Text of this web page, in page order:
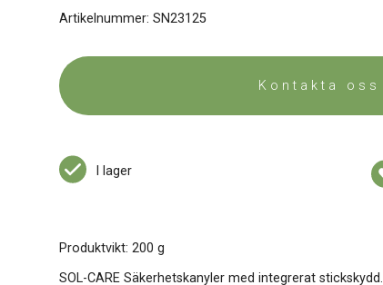
Artikelnummer: SN23125
Kontakta oss
I lager
Produktvikt: 200 g
SOL-CARE Säkerhetskanyler med integrerat stickskydd.